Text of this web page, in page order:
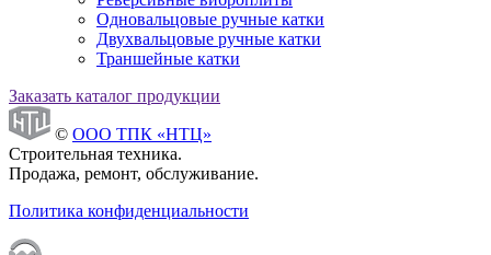
Одновальцовые ручные катки
Двухвальцовые ручные катки
Траншейные катки
Заказать каталог продукции
© ООО ТПК «НТЦ»
Строительная техника.
Продажа, ремонт, обслуживание.
Политика конфиденциальности